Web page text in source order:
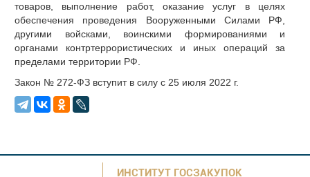
товаров, выполнение работ, оказание услуг в целях
обеспечения проведения Вооруженными Силами РФ,
другими войсками, воинскими формированиями и
органами контртеррористических и иных операций за
пределами территории РФ.
Закон № 272-ФЗ вступит в силу с 25 июля 2022 г.
ИНСТИТУТ ГОСЗАКУПОК